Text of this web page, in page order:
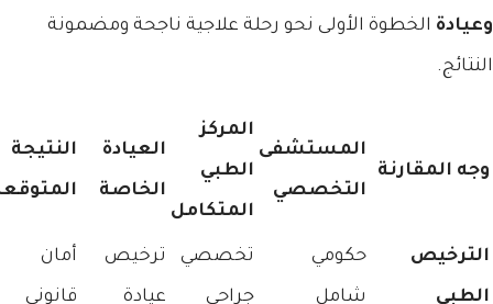
وعيادة الخطوة الأولى نحو رحلة علاجية ناجحة ومضمونة
النتائج.
وجه المقارنة
المستشفى
التخصصي
المركز
الطبي
المتكامل
العيادة
الخاصة
النتيجة
الترخيص
الطبي
حكومي
شامل
تخصصي
جراحي
ترخيص
عيادة
أمان
قانوني